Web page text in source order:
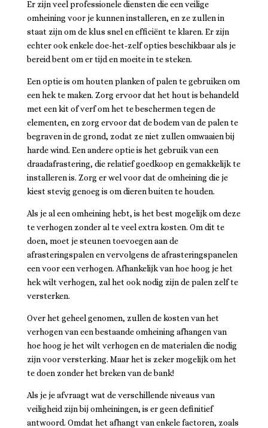
Er zijn veel professionele diensten die een veilige
omheining voor je kunnen installeren, en ze zullen in
staat zijn om de klus snel en efficiënt te klaren. Er zijn
echter ook enkele doe-het-zelf opties beschikbaar als je
bereid bent om er tijd en moeite in te steken.
Een optie is om houten planken of palen te gebruiken om
een hek te maken. Zorg ervoor dat het hout is behandeld
met een kit of verf om het te beschermen tegen de
elementen, en zorg ervoor dat de bodem van de palen te
begraven in de grond, zodat ze niet zullen omwaaien bij
harde wind. Een andere optie is het gebruik van een
draadafrastering, die relatief goedkoop en gemakkelijk te
installeren is. Zorg er wel voor dat de omheining die je
kiest stevig genoeg is om dieren buiten te houden.
Als je al een omheining hebt, is het best mogelijk om deze
te verhogen zonder al te veel extra kosten. Om dit te
doen, moet je steunen toevoegen aan de
afrasteringspalen en vervolgens de afrasteringspanelen
een voor een verhogen. Afhankelijk van hoe hoog je het
hek wilt verhogen, zal het ook nodig zijn de palen zelf te
versterken.
Over het geheel genomen, zullen de kosten van het
verhogen van een bestaande omheining afhangen van
hoe hoog je het wilt verhogen en de materialen die nodig
zijn voor versterking. Maar het is zeker mogelijk om het
te doen zonder het breken van de bank!
Als je je afvraagt wat de verschillende niveaus van
veiligheid zijn bij omheiningen, is er geen definitief
antwoord. Omdat het afhangt van enkele factoren, zoals